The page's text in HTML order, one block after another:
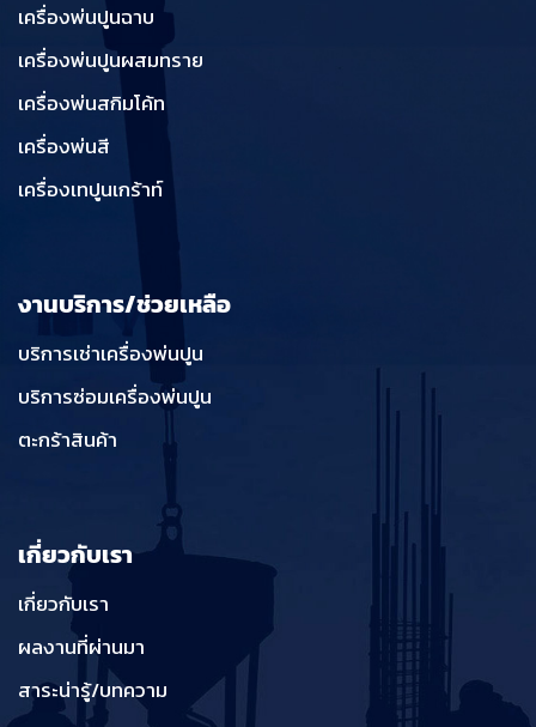
เครื่องพ่นปูนฉาบ
เครื่องพ่นปูนผสมทราย
เครื่องพ่นสกิมโค้ท
เครื่องพ่นสี
เครื่องเทปูนเกร้าท์
งานบริการ/ช่วยเหลือ
บริการเช่าเครื่องพ่นปูน
บริการซ่อมเครื่องพ่นปูน
ตะกร้าสินค้า
เกี่ยวกับเรา
เกี่ยวกับเรา
ผลงานที่ผ่านมา
สาระน่ารู้/บทความ